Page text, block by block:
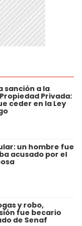
sanción a la
Privada:
ceder en la Ley
un hombre fue
acusado por el
y robo,
fue becario
de Senaf